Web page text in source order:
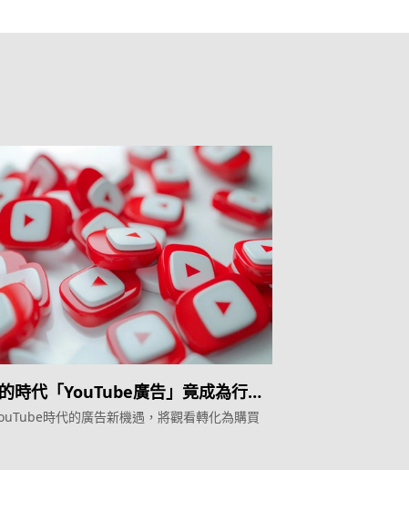
時代「YouTube廣告」竟成為行銷
時代的廣告新機遇，將觀看轉化為購買